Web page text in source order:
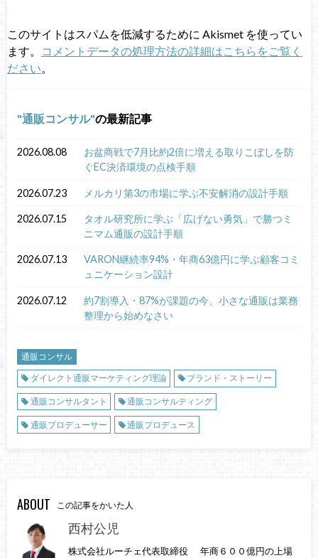
このサイトはスパムを低減するために Akismet を使ってい
ます。
コメントデータの処理方法の詳細はこちらをご覧く
ださい
通販コンサル の最新記事
2026.08.08
お盆商戦で7月比約2倍に増える取りこぼしを防
ぐEC決済環境の点検手順
2026.07.23 メルカリ第3の市場に学ぶ不安解消の設計手順
2026.07.15
タオル研究所に学ぶ「広げない勇気」で勝つミ
ニマム通販の設計手順
2026.07.13
VARON継続率94%・年商63億円に学ぶ顧客コミ
ュニケーション設計
2026.07.12
約7割導入・87%が課題の今、小さな通販は業務
整理から始めなさい
通販コンサル
ダイレクト通販マーケティング理論
ブランド・ストーリー
通販コンサルタント 通販コンサルティング
通販プロデューサー 通販プロデュース
ABOUT この記事をかいた人
西村公児
株式会社ルーチェ代表取締役 年商６００億円の上場